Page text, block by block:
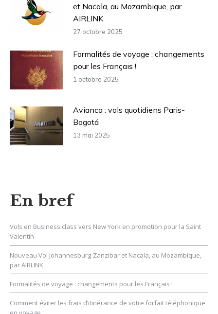
et Nacala, au Mozambique, par
AIRLINK
27 octobre 2025
Formalités de voyage : changements
pour les Français !
1 octobre 2025
Avianca : vols quotidiens Paris-
Bogotá
13 mai 2025
En bref
Vols en Business class vers New York en promotion pour la Saint
Valentin
Nouveau Vol Johannesburg-Zanzibar et Nacala, au Mozambique,
par AIRLINK
Formalités de voyage : changements pour les Français !
Comment éviter les frais d’itinérance de votre forfait téléphonique